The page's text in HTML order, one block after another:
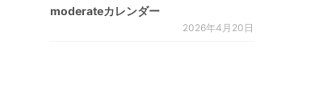
moderateカレンダー
2026年4月20日